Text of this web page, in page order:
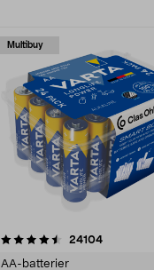
Multibuy
24104
AA-batterier
4.5av 5 stjerner